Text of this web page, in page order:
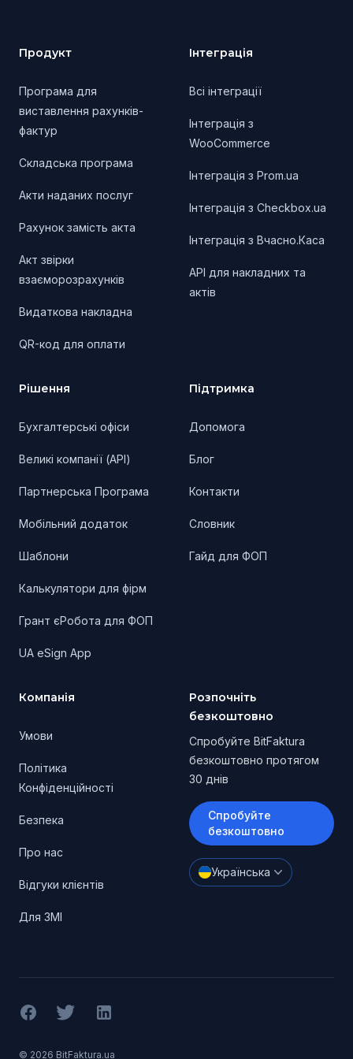
Продукт
Програма для
виставлення рахунків-
фактур
Складська програма
Акти наданих послуг
Рахунок замість акта
Акт звірки
взаєморозрахунків
Видаткова накладна
QR-код для оплати
Інтеграція
Всі інтеграції
Інтеграція з
WooCommerce
Інтеграція з Prom.ua
Інтеграція з Checkbox.ua
Інтеграція з Вчасно.Каса
API для накладних та
актів
Рішення
Бухгалтерські офіси
Великі компанії (API)
Партнерська Програма
Мобільний додаток
Шаблони
Калькулятори для фірм
Грант єРобота для ФОП
UA eSign App
Підтримка
Допомога
Блог
Контакти
Словник
Гайд для ФОП
Компанія
Умови
Політика
Конфіденційності
Безпека
Про нас
Відгуки клієнтів
Для ЗМІ
Розпочніть
безкоштовно
Спробуйте BitFaktura
безкоштовно протягом
30 днів
Спробуйте
безкоштовно
Українська
FacebookX (Twitter)LinkedIn
© 2026 BitFaktura.ua